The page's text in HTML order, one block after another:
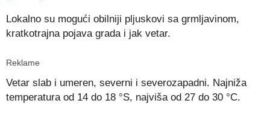
Lokalno su mogući obilniji pljuskovi sa grmljavinom,
kratkotrajna pojava grada i jak vetar.
Reklame
Vetar slab i umeren, severni i severozapadni. Najniža
temperatura od 14 do 18 °S, najviša od 27 do 30 °C.